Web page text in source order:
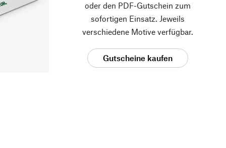
oder den PDF-Gutschein zum
sofortigen Einsatz. Jeweils
verschiedene Motive verfügbar.
Gutscheine kaufen